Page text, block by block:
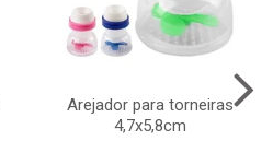
Arejador para torneiras
4,7x5,8cm